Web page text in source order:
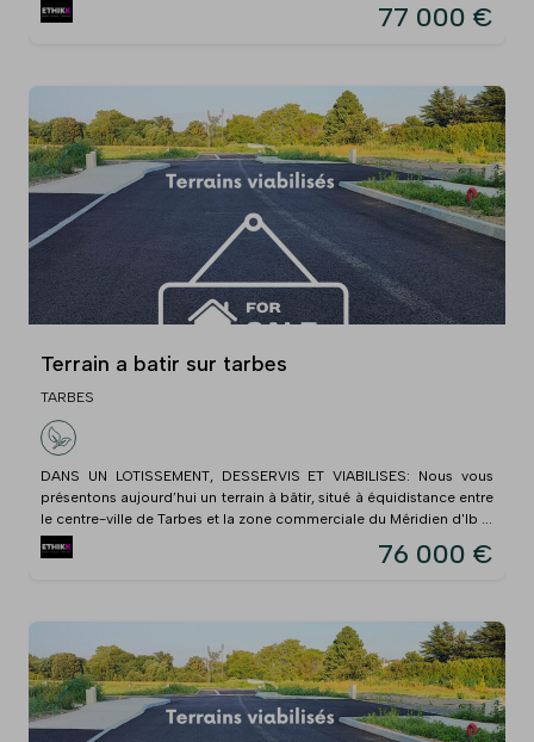
77 000 €
Terrain a batir sur tarbes
TARBES
DANS UN LOTISSEMENT, DESSERVIS ET VIABILISES: Nous vous
présentons aujourd’hui un terrain à bâtir, situé à équidistance entre
le centre-ville de Tarbes et la zone commerciale du Méridien d'Ib ...
76 000 €